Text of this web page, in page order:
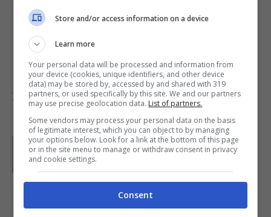
e profumata che vi consigliamo di
conservare in un vasetto di vetro con
chiusura ermetica.
Foto dipiciecastagne
Parole diLiliana Panzino
IN PRIMO PIANO
Store and/or access information on a device
Learn more
Your personal data will be processed and information from
your device (cookies, unique identifiers, and other device
data) may be stored by, accessed by and shared with 319
partners, or used specifically by this site. We and our partners
may use precise geolocation data. List of partners.
Some vendors may process your personal data on the basis
of legitimate interest, which you can object to by managing
your options below. Look for a link at the bottom of this page
or in the site menu to manage or withdraw consent in privacy
and cookie settings.
Consent